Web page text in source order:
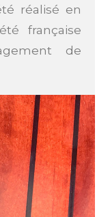
réalisé en
française
de